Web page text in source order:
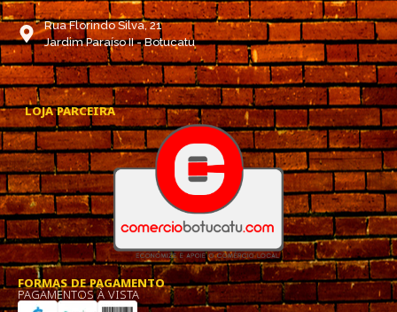
Rua Florindo Silva, 21
Jardim Paraíso II - Botucatu
LOJA PARCEIRA
FORMAS DE PAGAMENTO
PAGAMENTOS À VISTA